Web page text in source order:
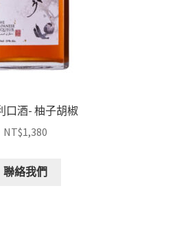
口酒- 柚子胡椒
NT$1,380
聯絡我們